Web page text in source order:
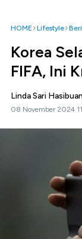
HOME Lifestyle
Korea
FIFA, Ini
Linda Sari
08 November 2024